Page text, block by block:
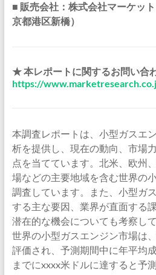
■ 販売会社：株式会社マーケッ
京都港区新橋）
★ 本レポートに関するお問い合
https://
本調査レポートは、小型ガスエ
析を提供し、現在の動向、市場
点を当てています。北米、欧州
場などの主要地域を含む世界の
調査しています。また、小型ガ
する主な要因、業界が直面する
潜在的な機会についても考察して
世界の小型ガスエンジン市場は
評価され、予測期間中に年平均
までにxxxx米ドルに達すると予